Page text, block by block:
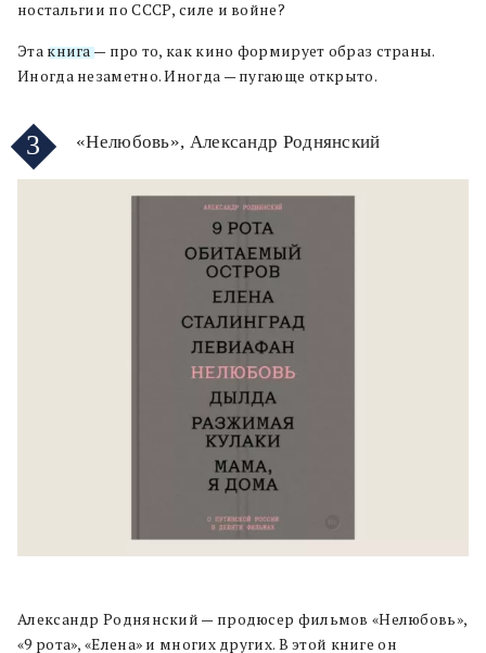
ностальгии по СССР, силе и войне?
Эта книга— про то, как кино формирует образ страны.
Иногда незаметно. Иногда — пугающе открыто.
3 «Нелюбовь», Александр Роднянский
Александр Роднянский — продюсер фильмов «Нелюбовь»,
«9 рота», «Елена» и многих других. В этой книге он